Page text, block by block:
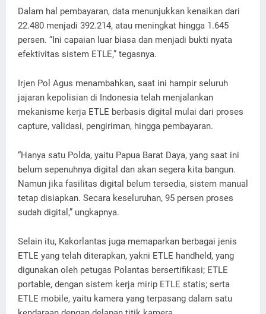
Dalam hal pembayaran, data menunjukkan kenaikan dari
22.480 menjadi 392.214, atau meningkat hingga 1.645
persen. “Ini capaian luar biasa dan menjadi bukti nyata
efektivitas sistem ETLE,” tegasnya.
Irjen Pol Agus menambahkan, saat ini hampir seluruh
jajaran kepolisian di Indonesia telah menjalankan
mekanisme kerja ETLE berbasis digital mulai dari proses
capture, validasi, pengiriman, hingga pembayaran.
“Hanya satu Polda, yaitu Papua Barat Daya, yang saat ini
belum sepenuhnya digital dan akan segera kita bangun.
Namun jika fasilitas digital belum tersedia, sistem manual
tetap disiapkan. Secara keseluruhan, 95 persen proses
sudah digital,” ungkapnya.
Selain itu, Kakorlantas juga memaparkan berbagai jenis
ETLE yang telah diterapkan, yakni ETLE handheld, yang
digunakan oleh petugas Polantas bersertifikasi; ETLE
portable, dengan sistem kerja mirip ETLE statis; serta
ETLE mobile, yaitu kamera yang terpasang dalam satu